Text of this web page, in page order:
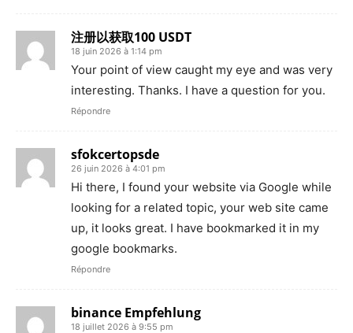
注册以获取100 USDT
18 juin 2026 à 1:14 pm
Your point of view caught my eye and was very
interesting. Thanks. I have a question for you.
Répondre
sfokcertopsde
26 juin 2026 à 4:01 pm
Hi there, I found your website via Google while
looking for a related topic, your web site came
up, it looks great. I have bookmarked it in my
google bookmarks.
Répondre
binance Empfehlung
18 juillet 2026 à 9:55 pm